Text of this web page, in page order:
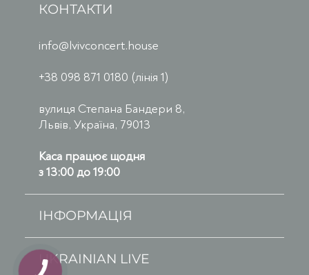
КОНТАКТИ
info@lvivconcert.house
+38 098 871 0180 (лінія 1)
вулиця Степана Бандери 8,
Львів, Україна, 79013
Каса працює щодня
з 13:00 до 19:00
ІНФОРМАЦІЯ
UKRAINIAN LIVE